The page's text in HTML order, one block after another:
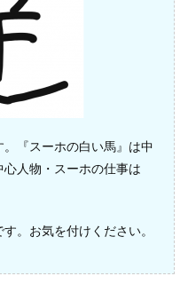
『スーホの白い馬』は中
人物・スーホの仕事は
。お気を付けください。